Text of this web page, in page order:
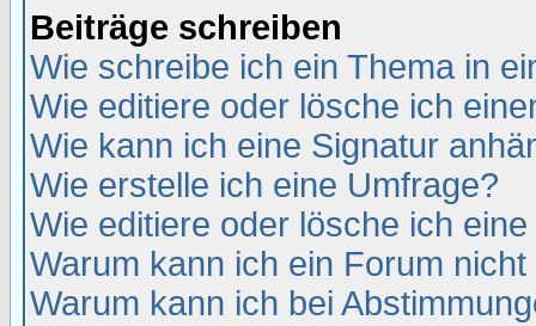
Beiträge schreiben
Wie schreibe ich ein Thema in
Wie editiere oder lösche ich
Wie kann ich eine Signatur
Wie erstelle ich eine Umfrage?
Wie editiere oder lösche ich
Warum kann ich ein Forum
Warum kann ich bei